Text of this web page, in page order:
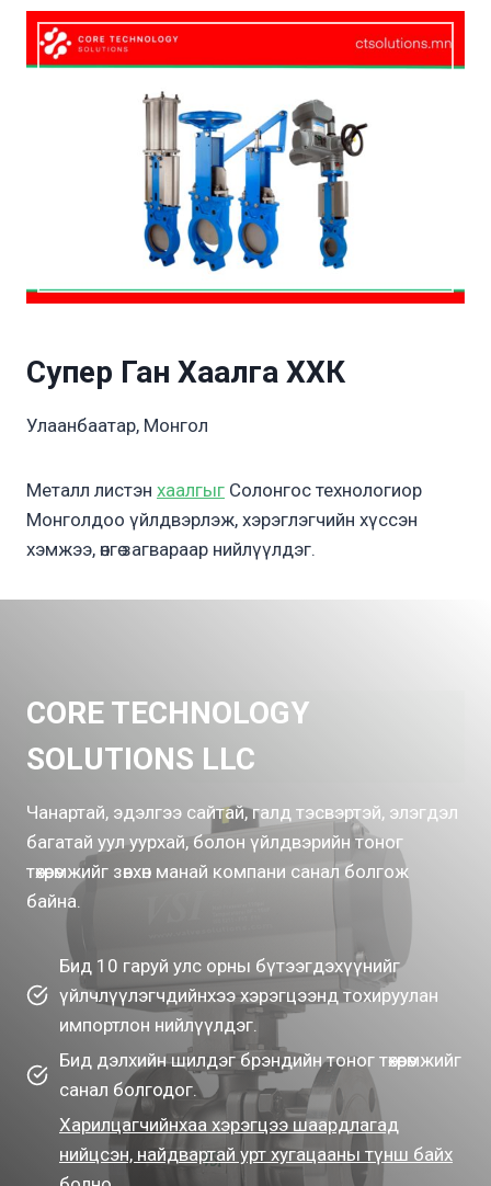
Супер Ган Хаалга ХХК
Улаанбаатар, Монгол
Металл листэн хаалгыг Солонгос технологиор
Монголдоо үйлдвэрлэж, хэрэглэгчийн хүссэн
хэмжээ, өнгө загвараар нийлүүлдэг.
CORE TECHNOLOGY
SOLUTIONS LLC
Чанартай, эдэлгээ сайтай, галд тэсвэртэй, элэгдэл
багатай уул уурхай, болон үйлдвэрийн тоног
төхөөрөмжийг зөвхөн манай компани санал болгож
байна.
Бид 10 гаруй улс орны бүтээгдэхүүнийг
үйлчлүүлэгчдийнхээ хэрэгцээнд тохируулан
импортлон нийлүүлдэг.
Бид дэлхийн шилдэг брэндийн тоног төхөөрөмжийг
санал болгодог.
Харилцагчийнхаа хэрэгцээ шаардлагад
нийцсэн, найдвартай урт хугацааны түнш байх